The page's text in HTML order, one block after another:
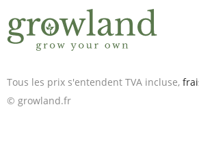
Tous les prix s'entendent TVA incluse,
© growland.fr